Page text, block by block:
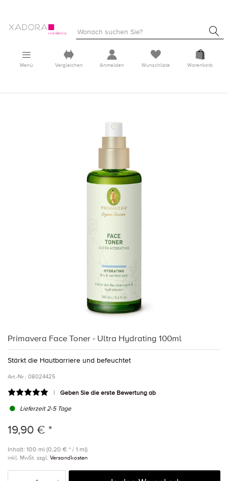
Menü Vergleichen Anmelden Wunschliste Warenkorb
Primavera Face Toner - Ultra Hydrating 100ml
Stärkt die Hautbarriere und befeuchtet
Art.-Nr.: 08024425
Geben Sie die erste Bewertung ab
Lieferzeit 2-5 Tage
19,90 € *
Inhalt: 100 ml (0,20 € * / 1 ml)
inkl. MwSt. zzgl. Versandkosten